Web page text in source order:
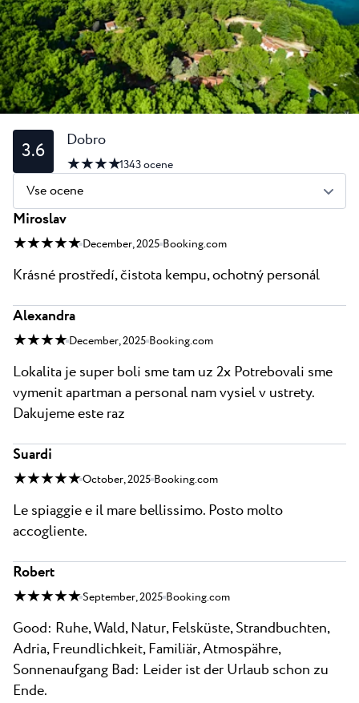
Plaže
Plava Laguna Sport
Aktivne počitnice
Marine
Gastronomija
Pepi Club
Novice
Kontakt
3.6 Dobro
★ ★ ★ ★1343ocene
Vse ocene
Miroslav
★ ★ ★ ★ ★ December, 2025 Booking.com
Krásné prostředí, čistota kempu, ochotný personál
Alexandra
★ ★ ★ ★ December, 2025 Booking.com
Lokalita je super boli sme tam uz 2x Potrebovali sme
vymenit apartman a personal nam vysiel v ustrety.
Dakujeme este raz
Suardi
★ ★ ★ ★ ★ October, 2025 Booking.com
Le spiaggie e il mare bellissimo. Posto molto
accogliente.
Robert
★ ★ ★ ★ ★ September, 2025 Booking.com
Good: Ruhe, Wald, Natur, Felsküste, Strandbuchten,
Adria, Freundlichkeit, Familiär, Atmospähre,
Sonnenaufgang Bad: Leider ist der Urlaub schon zu
Ende.